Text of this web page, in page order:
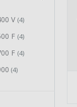
V (4)
F (4)
F (4)
(4)